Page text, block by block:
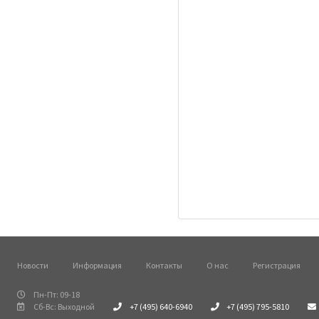
Новости Информация Контакты О нас Регистрация
Пн-Пт: 09-18
Сб-Вс: Выходной
+7 (495) 640-6940 +7 (495) 795-5810